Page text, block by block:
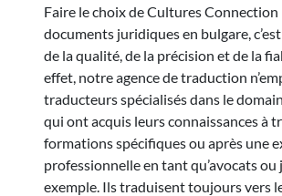
Faire le choix de Cultures
documents juridiques en bulgare,
de la qualité, de la précision et de la
effet, notre agence de traduction
traducteurs spécialisés dans le
qui ont acquis leurs connaissances à
formations spécifiques ou après une
professionnelle en tant qu’avocats
exemple. Ils traduisent toujours vers